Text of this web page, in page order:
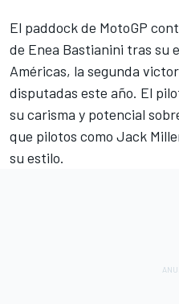
El paddock de MotoGP
de Enea Bastianini tras su
Américas, la segunda
disputadas este año. El
su carisma y potencial
que pilotos como Jack
su estilo.